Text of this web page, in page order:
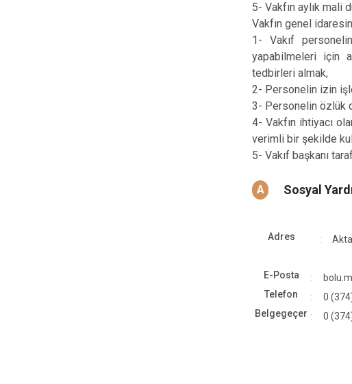
5- Vakfın aylık mali
Vakfın genel
1- Vakıf
yapabilmeleri için
tedbirleri almak,
2- Personelin izin
3- Personelin özlük
4- Vakfın ihtiyacı
verimli bir şekilde
5- Vakıf başkanı
A
Sosyal
Adres
E-Posta
Telefon
0
Belgegeçer
0